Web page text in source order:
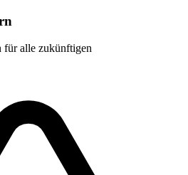
für alle zukünftigen